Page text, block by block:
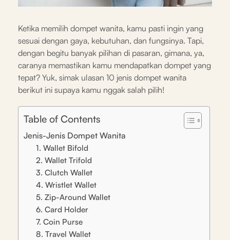
Ketika memilih dompet wanita, kamu pasti ingin yang
sesuai dengan gaya, kebutuhan, dan fungsinya. Tapi,
dengan begitu banyak pilihan di pasaran, gimana, ya,
caranya memastikan kamu mendapatkan dompet yang
tepat? Yuk, simak ulasan 10 jenis dompet wanita
berikut ini supaya kamu nggak salah pilih!
Table of Contents
Jenis-Jenis Dompet Wanita
1. Wallet Bifold
2. Wallet Trifold
3. Clutch Wallet
4. Wristlet Wallet
5. Zip-Around Wallet
6. Card Holder
7. Coin Purse
8. Travel Wallet